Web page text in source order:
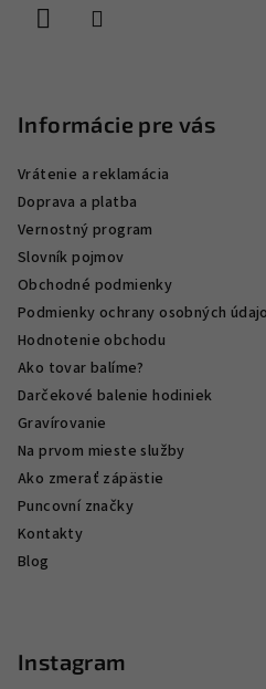
Informácie pre vás
Vrátenie a reklamácia
Doprava a platba
Vernostný program
Slovník pojmov
Obchodné podmienky
Podmienky ochrany osobných
Hodnotenie obchodu
Ako tovar balíme?
Darčekové balenie hodiniek
Gravírovanie
Na prvom mieste služby
Ako zmerať zápästie
Puncovní značky
Kontakty
Blog
Instagram